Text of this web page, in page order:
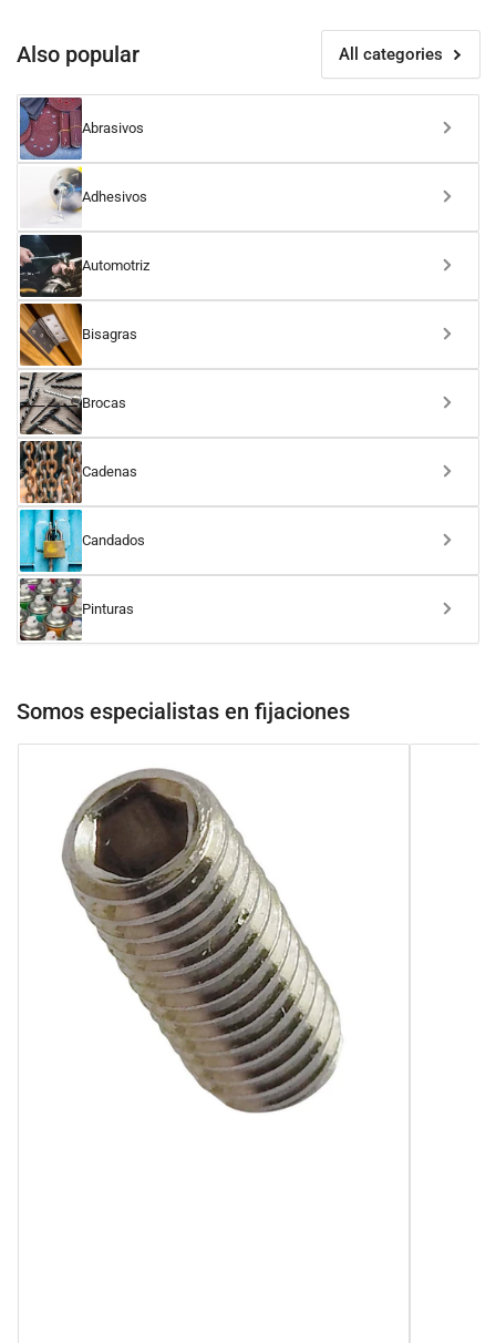
Also popular All categories
Abrasivos
Adhesivos
Automotriz
Bisagras
Brocas
Cadenas
Candados
Pinturas
Somos especialistas en fijaciones